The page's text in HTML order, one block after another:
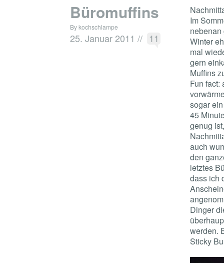
Büromuffins
By kochschlampe
25. Januar 2011 // 11
Im
Winter
mal
gern
Muffins
Fun fact:
sogar
45
genug
auch
den
letztes
dass ich
Dinger
werden.
Sticky